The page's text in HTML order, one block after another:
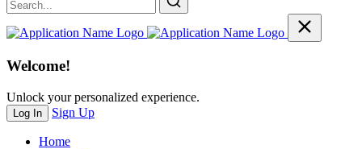
Welcome!
Unlock your personalized experience.
Log In Sign Up
Home